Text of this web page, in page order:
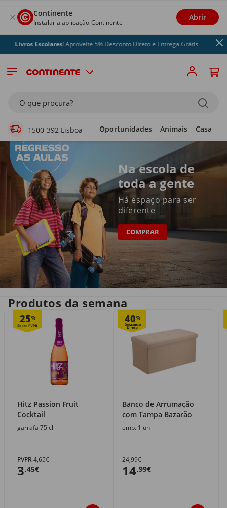
Continente
Instalar a aplicação Continente
Abrir
! Aproveite 5% Desconto Direto e Entrega Grátis
O que procura?
1500-392 Lisboa Oportunidades Animais Casa
Supermercado Online
Na escola de
toda a gente
Há espaço para ser
diferente
COMPRAR
Entrega em casa
no próprio dia
Recolha grátis
com o Click&Go
Produtos da semana
25%
Hitz Passion Fruit
Cocktail
garrafa 75 cl
PVPR4,65€
3,45€
40%
Banco de Arrumação
com Tampa Bazarão
emb. 1 un
24,99€
14,99€